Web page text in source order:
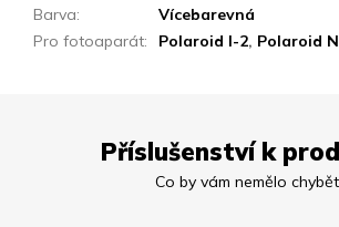
Příslušenství k
Barva:
Vícebarevná
Pro fotoaparát: Polaroid I-2, Polaroid